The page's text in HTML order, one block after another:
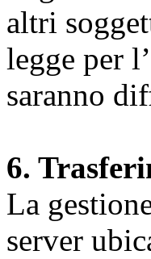
altri
legge per
saranno
6.
La
server